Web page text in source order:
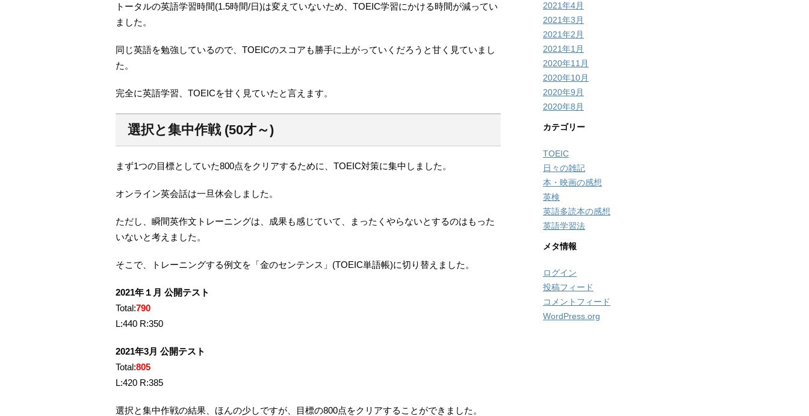
トータルの英語学習時間(1.5時間/日)は変えていないため、TOEIC学習にかける時間が減ってい
ました。
同じ英語を勉強しているので、TOEICのスコアも勝手に上がっていくだろうと甘く見ていまし
た。
完全に英語学習、TOEICを甘く見ていたと言えます。
選択と集中作戦 (50才～)
まず1つの目標としていた800点をクリアするために、TOEIC対策に集中しました。
オンライン英会話は一旦休会しました。
ただし、瞬間英作文トレーニングは、成果も感じていて、まったくやらないとするのはもった
いないと考えました。
そこで、トレーニングする例文を「金のセンテンス」(TOEIC単語帳)に切り替えました。
2021年１月 公開テスト
Total:790
L:440 R:350
2021年3月 公開テスト
Total:805
L:420 R:385
選択と集中作戦の結果、ほんの少しですが、目標の800点をクリアすることができました。
2021年4月
2021年3月
2021年2月
2021年1月
2020年11月
2020年10月
2020年9月
2020年8月
カテゴリー
TOEIC
日々の雑記
本・映画の感想
英検
英語多読本の感想
英語学習法
メタ情報
ログイン
投稿フィード
コメントフィード
WordPress.org